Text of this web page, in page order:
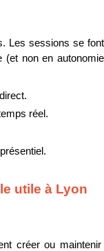
Les sessions se font
(et non en autonomie
réel.
utile à Lyon
créer ou maintenir